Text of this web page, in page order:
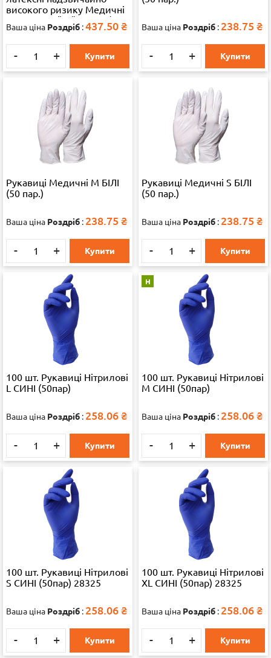
високого ризику Медичні
рукавички "XL" 25 пар/уп.
Ваша ціна Роздріб :437.50 ₴
- + Купити
Ваша ціна Роздріб : 238.75 ₴
- + Купити
Рукавиці Медичні M БІЛІ
(50 пар.)
Ваша ціна Роздріб : 238.75 ₴
- + Купити
Рукавиці Медичні S БІЛІ
(50 пар.)
Ваша ціна Роздріб : 238.75 ₴
- + Купити
100 шт. Рукавиці Нітрилові
L СИНІ (50пар)
Ваша ціна Роздріб : 258.06 ₴
- + Купити
Н
100 шт. Рукавиці Нітрилові
М СИНІ (50пар)
Ваша ціна Роздріб : 258.06 ₴
- + Купити
100 шт. Рукавиці Нітрилові
S СИНІ (50пар) 28325
Ваша ціна Роздріб : 258.06 ₴
- + Купити
100 шт. Рукавиці Нітрилові
XL СИНІ (50пар) 28325
Ваша ціна Роздріб : 258.06 ₴
- + Купити